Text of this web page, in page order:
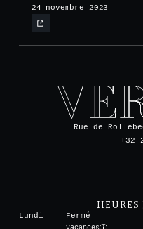
24 novembre 2023
Rue de
+32
Lundi
Fermé